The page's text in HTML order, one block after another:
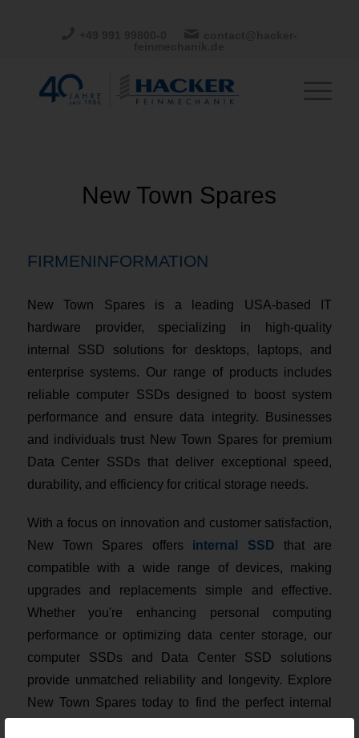
New Town Spares
FIRMENINFORMATION
New Town Spares is a leading USA-based IT
hardware provider, specializing in high-quality
internal SSD solutions for desktops, laptops, and
enterprise systems. Our range of products includes
reliable computer SSDs designed to boost system
performance and ensure data integrity. Businesses
and individuals trust New Town Spares for premium
Data Center SSDs that deliver exceptional speed,
durability, and efficiency for critical storage needs.
With a focus on innovation and customer satisfaction,
New Town Spares offers internal SSD that are
compatible with a wide range of devices, making
upgrades and replacements simple and effective.
Whether you're enhancing personal computing
performance or optimizing data center storage, our
computer SSDs and Data Center SSD solutions
provide unmatched reliability and longevity. Explore
New Town Spares today to find the perfect internal